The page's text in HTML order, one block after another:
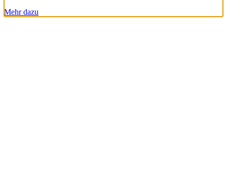
Mehr dazu